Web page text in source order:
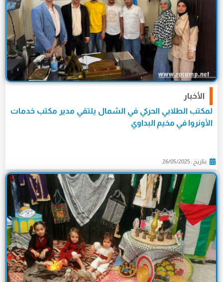
الأخبار
لمكتب الطلابي الحركي في الشمال يلتقي مدير مكتب خدمات
الأونروا في مخيم البداوي
بتاريخ : 26/05/2025